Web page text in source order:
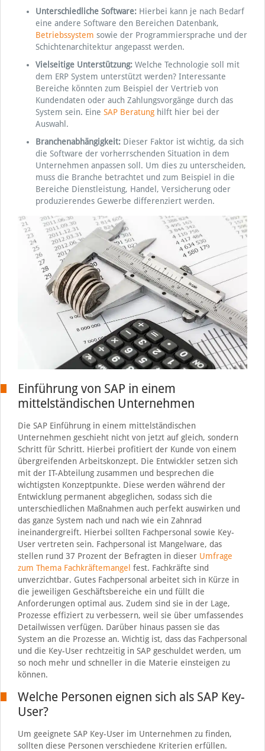
Unterschiedliche Software:Hierbei kann je nach Bedarf
eine andere Software den Bereichen Datenbank,
Betriebssystem sowie der Programmiersprache und der
Schichtenarchitektur angepasst werden.
Vielseitige Unterstützung:Welche Technologie soll mit
dem ERP System unterstützt werden? Interessante
Bereiche könnten zum Beispiel der Vertrieb von
Kundendaten oder auch Zahlungsvorgänge durch das
System sein. Eine SAP Beratunghilft hier bei der
Auswahl.
Branchenabhängigkeit:Dieser Faktor ist wichtig, da sich
die Software der vorherrschenden Situation in dem
Unternehmen anpassen soll. Um dies zu unterscheiden,
muss die Branche betrachtet und zum Beispiel in die
Bereiche Dienstleistung, Handel, Versicherung oder
produzierendes Gewerbe differenziert werden.
Einführung von SAP in einem
mittelständischen Unternehmen
Die SAP Einführung in einem mittelständischen
Unternehmen geschieht nicht von jetzt auf gleich, sondern
Schritt für Schritt. Hierbei profitiert der Kunde von einem
übergreifenden Arbeitskonzept. Die Entwickler setzen sich
mit der IT-Abteilung zusammen und besprechen die
wichtigsten Konzeptpunkte. Diese werden während der
Entwicklung permanent abgeglichen, sodass sich die
unterschiedlichen Maßnahmen auch perfekt auswirken und
das ganze System nach und nach wie ein Zahnrad
ineinandergreift. Hierbei sollten Fachpersonal sowie Key-
User vertreten sein. Fachpersonal ist Mangelware, das
stellen rund 37 Prozent der Befragten in dieser Umfrage
zum Thema Fachkräftemangel fest. Fachkräfte sind
unverzichtbar. Gutes Fachpersonal arbeitet sich in Kürze in
die jeweiligen Geschäftsbereiche ein und füllt die
Anforderungen optimal aus. Zudem sind sie in der Lage,
Prozesse effiziert zu verbessern, weil sie über umfassendes
Detailwissen verfügen. Darüber hinaus passen sie das
System an die Prozesse an. Wichtig ist, dass das Fachpersonal
und die Key-User rechtzeitig in SAP geschuldet werden, um
so noch mehr und schneller in die Materie einsteigen zu
können.
Welche Personen eignen sich als SAP Key-
User?
Um geeignete SAP Key-User im Unternehmen zu finden,
sollten diese Personen verschiedene Kriterien erfüllen.